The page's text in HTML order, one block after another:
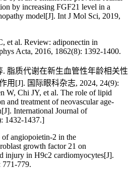
by increasing FGF21 level in a
model[J]. Int J Mol Sci, 2019,
et al. Review: adiponectin in
Acta, 2016, 1862(8): 1392-1400.
. 脂质代谢在新生血管性年龄相关性
用[J]. 国际眼科杂志, 2024, 24(9):
W, Chi JY, et al. The role of lipid
and treatment of neovascular age-
International Journal of
1432-1437.]
angiopoietin-2 in the
growth factor 21 on
injury in H9c2 cardiomyocytes[J].
779.